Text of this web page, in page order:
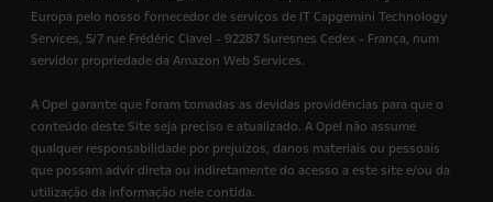
Europa pelo nosso fornecedor de serviços de IT Capgemini Technology
Services, 5/7 rue Frédéric Clavel - 92287 Suresnes Cedex - França, num
servidor propriedade da Amazon Web Services.
A Opel garante que foram tomadas as devidas providências para que o
conteúdo deste Site seja preciso e atualizado. A Opel não assume
qualquer responsabilidade por prejuízos, danos materiais ou pessoais
que possam advir direta ou indiretamente do acesso a este site e/ou da
utilização da informação nele contida.